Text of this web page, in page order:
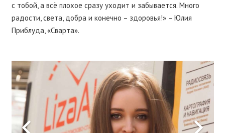
с тобой, а всё плохое сразу уходит и забывается. Много
радости, света, добра и конечно – здоровья!» – Юлия
Приблуда, «Сварта».